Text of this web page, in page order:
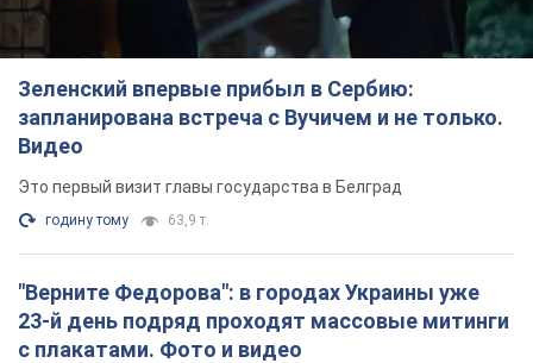
Зеленский впервые прибыл в Сербию:
запланирована встреча с Вучичем и не только.
Видео
Это первый визит главы государства в Белград
годину тому 63,9 т.
"Верните Федорова": в городах Украины уже
23-й день подряд проходят массовые митинги
с плакатами. Фото и видео